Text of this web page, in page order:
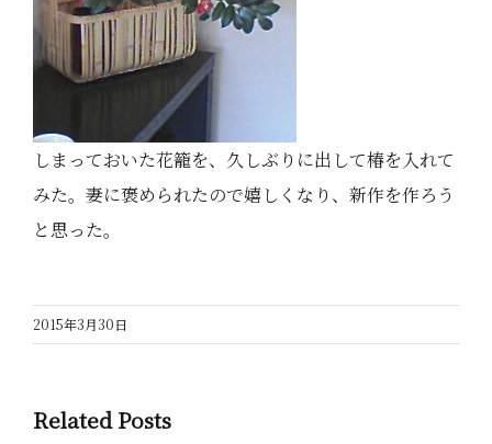
しまっておいた花籠を、久しぶりに出して椿を入れて
みた。妻に褒められたので嬉しくなり、新作を作ろう
と思った。
2015年3月30日
Related Posts